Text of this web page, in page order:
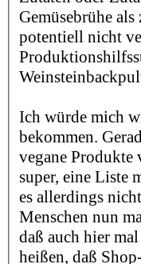
Gemüsebrühe
potentiell nicht
Ich würde mich
bekommen.
vegane Produkte
super, eine Liste
es allerdings
Menschen nun
daß auch hier
heißen, daß